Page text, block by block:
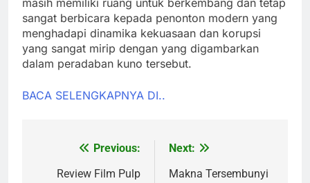
masih memiliki ruang untuk berkembang dan tetap
sangat berbicara kepada penonton modern yang
menghadapi dinamika kekuasaan dan korupsi
yang sangat mirip dengan yang digambarkan
dalam peradaban kuno tersebut.
BACA SELENGKAPNYA DI..
navigation
Previous:
Review Film Pulp
Next:
Makna Tersembunyi